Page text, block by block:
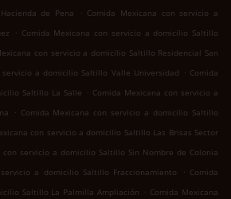
de Pena
. Comida Mexicana con servicio a
. Comida Mexicana con servicio a domicilio Saltillo
con servicio a domicilio Saltillo Residencial San
servicio a domicilio Saltillo Valle Universidad . Comida
Saltillo La Salle . Comida Mexicana con servicio a
. Comida Mexicana con servicio a domicilio Saltillo
con servicio a domicilio Saltillo Las Brisas Sector
con servicio a domicilio Saltillo Sin Nombre de Colonia
a domicilio Saltillo Fraccionamiento . Comida
Saltillo La Palmilla Ampliación . Comida Mexicana